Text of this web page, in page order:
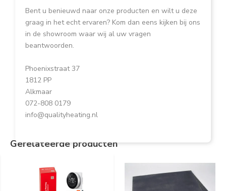
Bent u benieuwd naar onze producten en wilt u deze
graag in het echt ervaren? Kom dan eens kijken bij ons
in de showroom waar wij al uw vragen
beantwoorden.
Phoenixstraat 37
1812 PP
Alkmaar
072-808 0179
info@qualityheating.nl
Gerelateerde producten